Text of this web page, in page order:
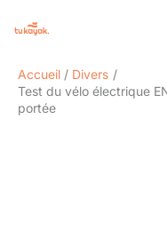
Accueil
Divers
Test du vélo électrique
portée